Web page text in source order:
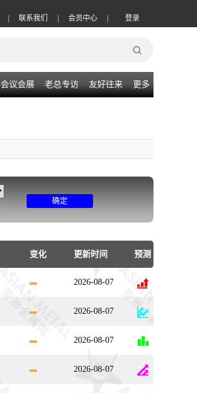
登录
会员中心
联系我们
会议会展 老总专访 友好往来 更多
确定
变化 更新时间 预测
2026-08-07
2026-08-07
2026-08-07
2026-08-07